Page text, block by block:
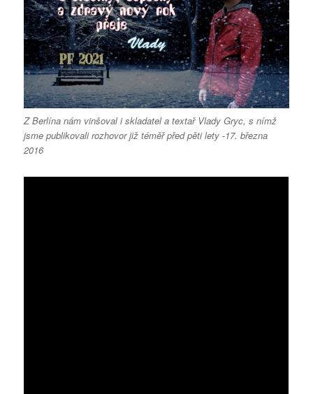
Z Berlína nám vinšoval i skladatel a textař Vlady Gryc, s nímž
jsme publikovali rozhovor již téměř před pěti lety -17. března
2016